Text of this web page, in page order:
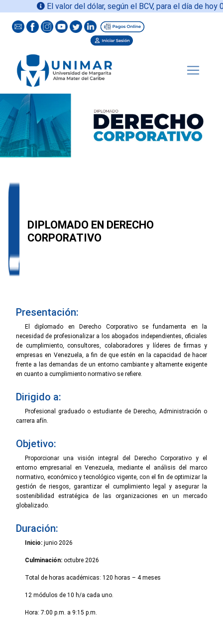
El valor del dólar, según el BCV, para el día de hoy08-
DIPLOMADO EN DERECHO
CORPORATIVO
Presentación:
El diplomado en Derecho Corporativo se fundamenta en la
necesidad de profesionalizar a los abogados independientes, oficiales
de cumplimiento, consultores, colaboradores y líderes de firmas y
empresas en Venezuela, a fin de que estén en la capacidad de hacer
frente a las demandas de un entorno cambiante y altamente exigente
en cuanto a cumplimiento normativo se refiere.
Dirigido a:
Profesional graduado o estudiante de Derecho, Administración o
carrera afín.
Objetivo:
Proporcionar una visión integral del Derecho Corporativo y el
entorno empresarial en Venezuela, mediante el análisis del marco
normativo, económico y tecnológico vigente, con el fin de optimizar la
gestión de riesgos, garantizar el cumplimiento legal y asegurar la
sostenibilidad estratégica de las organizaciones en un mercado
globalizado.
Duración:
Inicio: junio 2026
Culminación: octubre 2026
Total de horas académicas: 120 horas – 4 meses
12 módulos de 10 h/a cada uno.
Hora: 7:00 p.m. a 9:15 p.m.